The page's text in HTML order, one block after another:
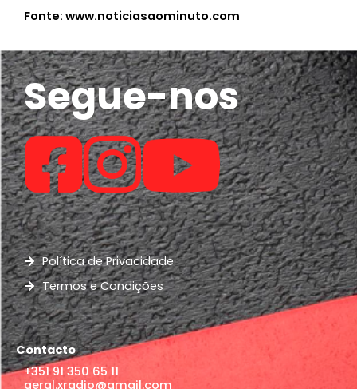
Fonte: www.noticiasaominuto.com
Segue-nos
Política de Privacidade
Termos e Condições
Contacto
+351 91 350 65 11
geral.xradio@gmail.com